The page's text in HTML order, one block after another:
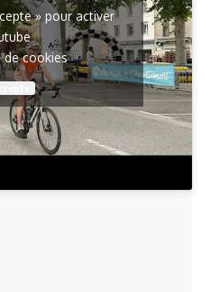
» pour activer
de cookies